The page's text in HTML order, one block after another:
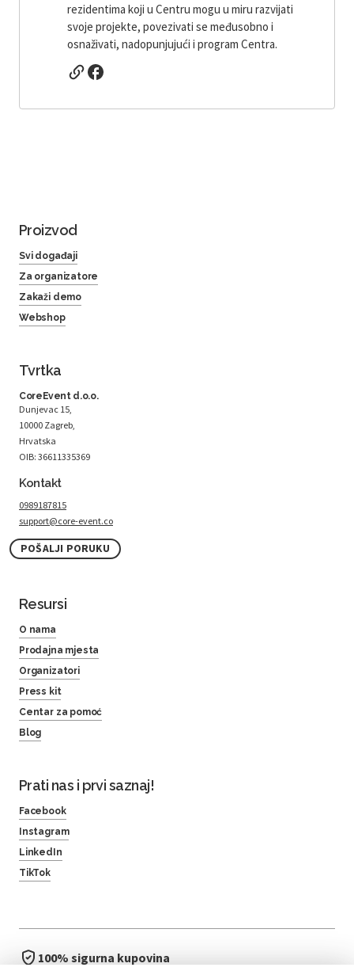
rezidentima koji u Centru mogu u miru razvijati
svoje projekte, povezivati ​​se međusobno i
osnaživati, nadopunjujući i program Centra.
Proizvod
Svi događaji
Za organizatore
Zakaži demo
Webshop
Tvrtka
CoreEvent d.o.o.
Dunjevac 15,
10000 Zagreb,
Hrvatska
OIB: 36611335369
Kontakt
0989187815
support@core-event.co
POŠALJI PORUKU
Resursi
O nama
Prodajna mjesta
Organizatori
Press kit
Centar za pomoć
Blog
Prati nas i prvi saznaj!
Facebook
Instagram
LinkedIn
TikTok
100% sigurna kupovina